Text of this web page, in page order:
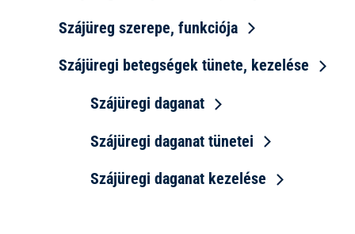
Szájüreg szerepe, funkciója
Szájüregi betegségek tünete, kezelése
Szájüregi daganat
Szájüregi daganat tünetei
Szájüregi daganat kezelése